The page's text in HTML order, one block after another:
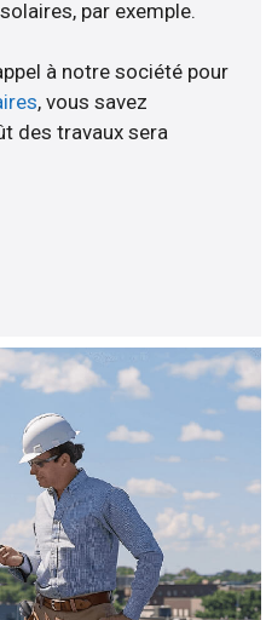
par exemple.
à notre société pour
, vous savez
des travaux sera